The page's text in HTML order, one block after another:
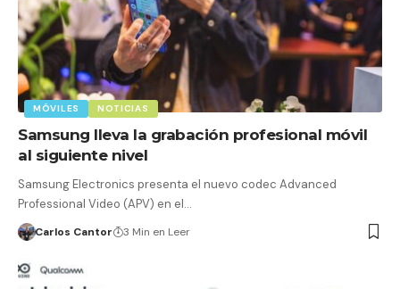
MÓVILES NOTICIAS
Samsung lleva la grabación profesional móvil
al siguiente nivel
Samsung Electronics presenta el nuevo codec Advanced
Professional Video (APV) en el…
Carlos Cantor 3 Min en Leer